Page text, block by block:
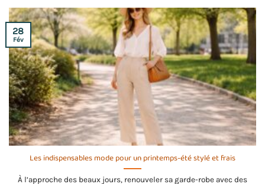
Les indispensables mode pour un printemps-été stylé et frais
À l’approche des beaux jours, renouveler sa garde-robe avec des
28
Fév